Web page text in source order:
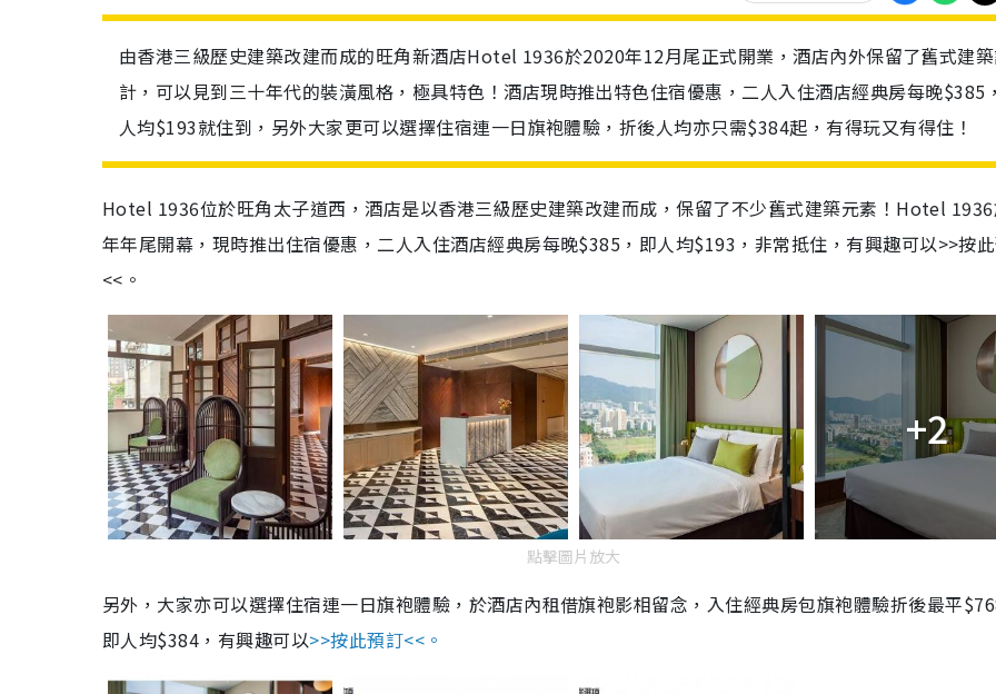
由香港三級歷史建築改建而成的旺角新酒店Hotel 1936於2020年12月尾正式開業，酒店內外保留了舊式建
計，可以見到三十年代的裝潢風格，極具特色！酒店現時推出特色住宿優惠，二人入住酒店經典房每晚$385
人均$193就住到，另外大家更可以選擇住宿連一日旗袍體驗，折後人均亦只需$384起，有得玩又有得住！
Hotel 1936位於旺角太子道西，酒店是以香港三級歷史建築改建而成，保留了不少舊式建築元素！Hotel
年年尾開幕，現時推出住宿優惠，二人入住酒店經典房每晚$385，即人均$193，非常抵住，有興趣可以>>按
<<。
+2
點擊圖片放大
另外，大家亦可以選擇住宿連一日旗袍體驗，於酒店內租借旗袍影相留念，入住經典房包旗袍體驗折後最平
即人均$384，有興趣可以>>按此預訂<<。